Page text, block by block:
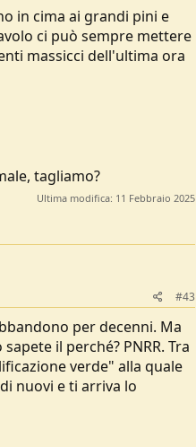
in cima ai grandi pini e
ci può sempre mettere
massicci dell'ultima ora
tagliamo?
Ultima modifica: 11 Febbraio 2025
#43
per decenni. Ma
il perché? PNRR. Tra
verde" alla quale
nuovi e ti arriva lo